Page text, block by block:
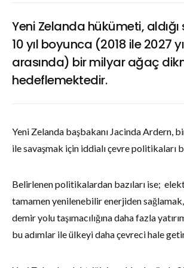
Yeni Zelanda hükümeti,
10 yıl boyunca (2018 ile 2027
arasında) bir milyar ağaç
hedeflemektedir.
Yeni Zelanda başbakanı Jacinda Ardern,
ile savaşmak için iddialı çevre politikaları
Belirlenen politikalardan bazıları ise;
tamamen yenilenebilir enerjiden
demir yolu taşımacılığına daha fazla
bu adımlar ile ülkeyi daha çevreci hale